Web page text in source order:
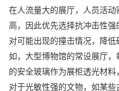
在人流量大的展厅，人员活
高，因此优先选择抗冲击性
对可能出现的撞击情况，降
如，大型博物馆的常设展厅
的安全玻璃作为展柜透光材料
对于光敏性强的文物，如某些